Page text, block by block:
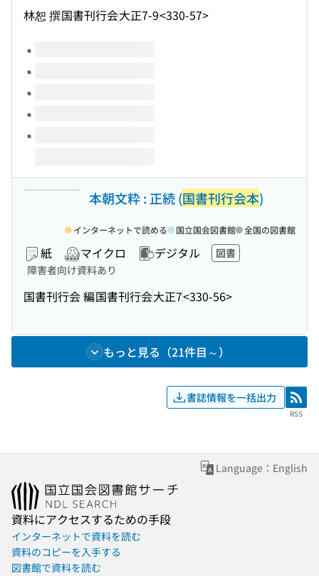
林恕 撰国書刊行会大正7-9<330-57>
このタイトルの巻号
本朝文粋 : 正続 (国書刊行会本)
紙 マイクロ デジタル
図書
障害者向け資料あり
国書刊行会 編国書刊行会大正7<330-56>
インターネットで読める 国立国会図書館 全国の図書館
もっと見る（21件目～）
書誌情報を一括出力 RSS
RSS
Language：English
資料にアクセスするための手段
インターネットで資料を読む
資料のコピーを入手する
図書館で資料を読む